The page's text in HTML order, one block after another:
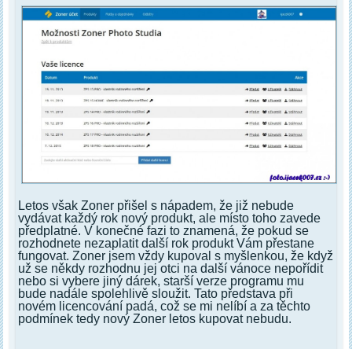
Letos však Zoner přišel s nápadem, že již nebude
vydávat každý rok nový produkt, ale místo toho zavede
předplatné. V konečné fazi to znamená, že pokud se
rozhodnete nezaplatit další rok produkt Vám přestane
fungovat. Zoner jsem vždy kupoval s myšlenkou, že když
už se někdy rozhodnu jej otci na další vánoce nepořídit
nebo si vybere jiný dárek, starší verze programu mu
bude nadále spolehlivě sloužit. Tato představa při
novém licencování padá, což se mi nelíbí a za těchto
podmínek tedy nový Zoner letos kupovat nebudu.